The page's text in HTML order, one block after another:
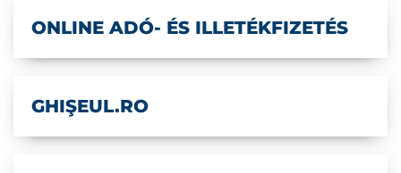
ONLINE ADÓ- ÉS ILLETÉKFIZETÉS
GHIŞEUL.RO